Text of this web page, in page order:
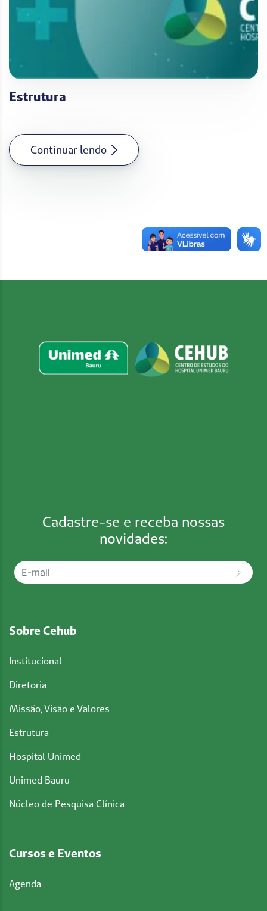
Estrutura
Continuar lendo
Cadastre-se e receba nossas
novidades:
Sobre Cehub
Institucional
Diretoria
Missão, Visão e Valores
Estrutura
Hospital Unimed
Unimed Bauru
Núcleo de Pesquisa Clínica
Cursos e Eventos
Agenda